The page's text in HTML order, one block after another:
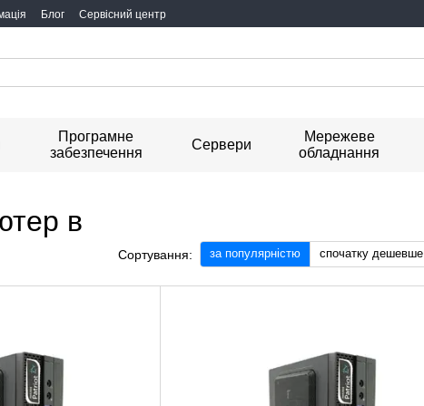
Блог Сервісний центр
Програмне
забезпечення
Сервери
Мережеве
обладнання
в
Сортування: за популярністю спочатку дешевше